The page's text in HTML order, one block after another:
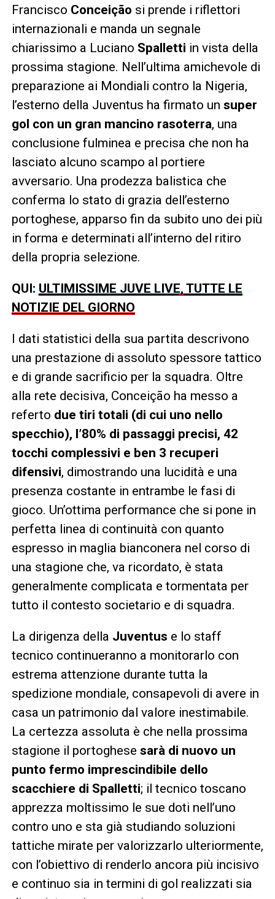
Francisco Conceição si prende i riflettori
internazionali e manda un segnale
chiarissimo a Luciano Spalletti in vista della
prossima stagione. Nell’ultima amichevole di
preparazione ai Mondiali contro la Nigeria,
l’esterno della Juventus ha firmato un super
gol con un gran mancino rasoterra, una
conclusione fulminea e precisa che non ha
lasciato alcuno scampo al portiere
avversario. Una prodezza balistica che
conferma lo stato di grazia dell’esterno
portoghese, apparso fin da subito uno dei più
in forma e determinati all’interno del ritiro
della propria selezione.
QUI: ULTIMISSIME JUVE LIVE, TUTTE LE
NOTIZIE DEL GIORNO
I dati statistici della sua partita descrivono
una prestazione di assoluto spessore tattico
e di grande sacrificio per la squadra. Oltre
alla rete decisiva, Conceição ha messo a
referto due tiri totali (di cui uno nello
specchio), l’80% di passaggi precisi, 42
tocchi complessivi e ben 3 recuperi
difensivi, dimostrando una lucidità e una
presenza costante in entrambe le fasi di
gioco. Un’ottima performance che si pone in
perfetta linea di continuità con quanto
espresso in maglia bianconera nel corso di
una stagione che, va ricordato, è stata
generalmente complicata e tormentata per
tutto il contesto societario e di squadra.
La dirigenza della Juventus e lo staff
tecnico continueranno a monitorarlo con
estrema attenzione durante tutta la
spedizione mondiale, consapevoli di avere in
casa un patrimonio dal valore inestimabile.
La certezza assoluta è che nella prossima
stagione il portoghese sarà di nuovo un
punto fermo imprescindibile dello
scacchiere di Spalletti; il tecnico toscano
apprezza moltissimo le sue doti nell’uno
contro uno e sta già studiando soluzioni
tattiche mirate per valorizzarlo ulteriormente,
con l’obiettivo di renderlo ancora più incisivo
e continuo sia in termini di gol realizzati sia